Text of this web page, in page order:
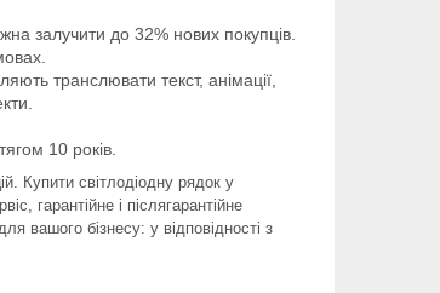
залучити до 32% нових покупців.
транслювати текст, анімації,
10 років.
Купити світлодіодну рядок у
гарантійне і післягарантійне
вашого бізнесу: у відповідності з